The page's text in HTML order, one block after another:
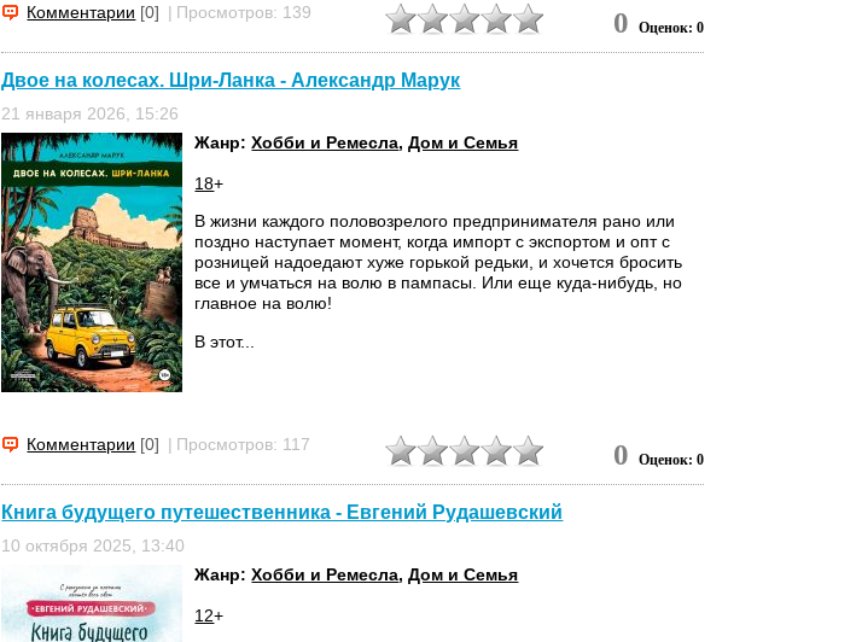
Комментарии [0] | Просмотров: 139 0 Оценок: 0
Двое на колесах. Шри-Ланка - Александр Марук
21 января 2026, 15:26
Жанр:Хобби и Ремесла,Дом и Семья
18+
В жизни каждого половозрелого предпринимателя рано или
поздно наступает момент, когда импорт с экспортом и опт с
розницей надоедают хуже горькой редьки, и хочется бросить
все и умчаться на волю в пампасы. Или еще куда-нибудь, но
главное на волю!
В этот...
Комментарии [0] | Просмотров: 117 0 Оценок: 0
Книга будущего путешественника - Евгений Рудашевский
10 октября 2025, 13:40
Жанр:Хобби и Ремесла,Дом и Семья
12+